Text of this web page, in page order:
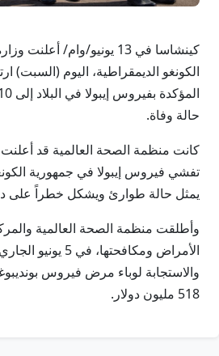
كينشاسا في 13 يونيو/وام/
الكونغو الديمقراطية، اليوم (السبت)
حالة وفاة.
تفشي فيروس إيبولا في جمهورية
يمثل حالة طوارئ ويشكل خطراً على
وأطلقت منظمة الصحة العالمية
الأمراض ومكافحتها،
والاستجابة لوباء مرض فيروس
518 مليون دولار.